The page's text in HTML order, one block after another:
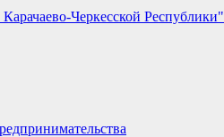
Черкесской Республики"